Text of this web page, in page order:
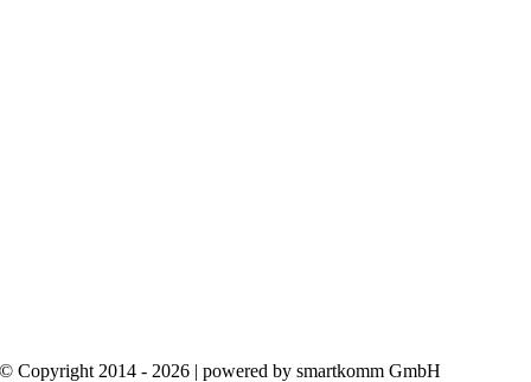
© Copyright 2014 - 2026 | powered by smartkomm GmbH